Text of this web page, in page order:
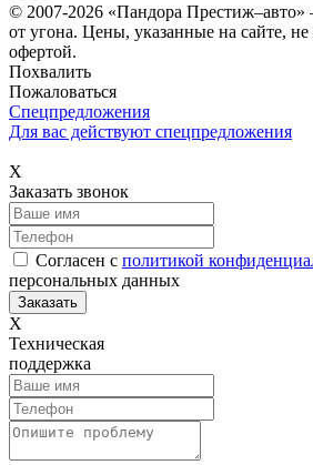
© 2007-2026 «Пандора
от угона. Цены, указанные на сайте,
офертой.
Похвалить
Пожаловаться
Спецпредложения
Для вас действуют спецпредложения
Х
Заказать звонок
Согласен с политикой
персональных данных
Х
Техническая
поддержка